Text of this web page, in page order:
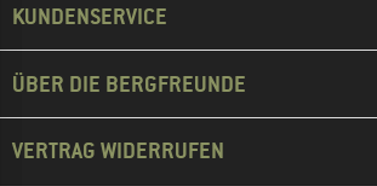
KUNDENSERVICE
ÜBER DIE BERGFREUNDE
VERTRAG WIDERRUFEN